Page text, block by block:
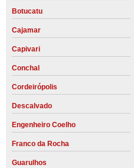
Botucatu
Cajamar
Capivari
Conchal
Cordeirópolis
Descalvado
Engenheiro Coelho
Franco da Rocha
Guarulhos